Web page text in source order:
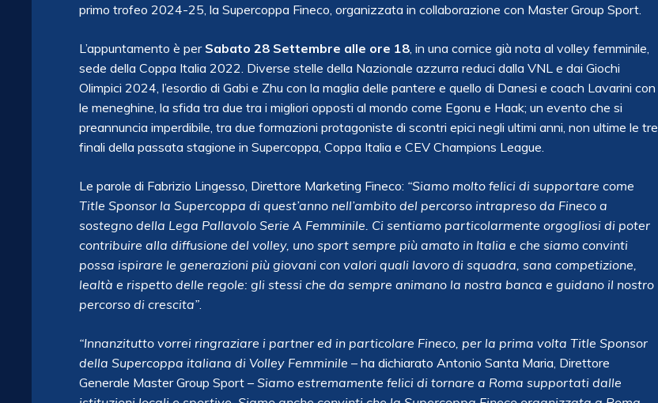
primo trofeo 2024-25, la Supercoppa Fineco, organizzata in collaborazione con Master Group Sport.
L’appuntamento è perSabato 28 Settembre alle ore 18 , in una cornice già nota al volley femminile,
sede della Coppa Italia 2022. Diverse stelle della Nazionale azzurra reduci dalla VNL e dai Giochi
Olimpici 2024, l’esordio di Gabi e Zhu con la maglia delle pantere e quello di Danesi e coach Lavarini con
le meneghine, la sfida tra due tra i migliori opposti al mondo come Egonu e Haak; un evento che si
preannuncia imperdibile, tra due formazioni protagoniste di scontri epici negli ultimi anni, non ultime le tre
finali della passata stagione in Supercoppa, Coppa Italia e CEV Champions League.
Le parole di Fabrizio Lingesso, Direttore Marketing Fineco: “Siamo molto felici di supportare come
Title Sponsor la Supercoppa di quest’anno nell’ambito del percorso intrapreso da Fineco a
sostegno della Lega Pallavolo Serie A Femminile. Ci sentiamo particolarmente orgogliosi di poter
contribuire alla diffusione del volley, uno sport sempre più amato in Italia e che siamo convinti
possa ispirare le generazioni più giovani con valori quali lavoro di squadra, sana competizione,
lealtà e rispetto delle regole: gli stessi che da sempre animano la nostra banca e guidano il nostro
percorso di crescita”
“Innanzitutto vorrei ringraziare i partner ed in particolare Fineco, per la prima volta Title Sponsor
della Supercoppa italiana di Volley Femminile – ha dichiarato Antonio Santa Maria, Direttore
Generale Master Group Sport – Siamo estremamente felici di tornare a Roma supportati dalle